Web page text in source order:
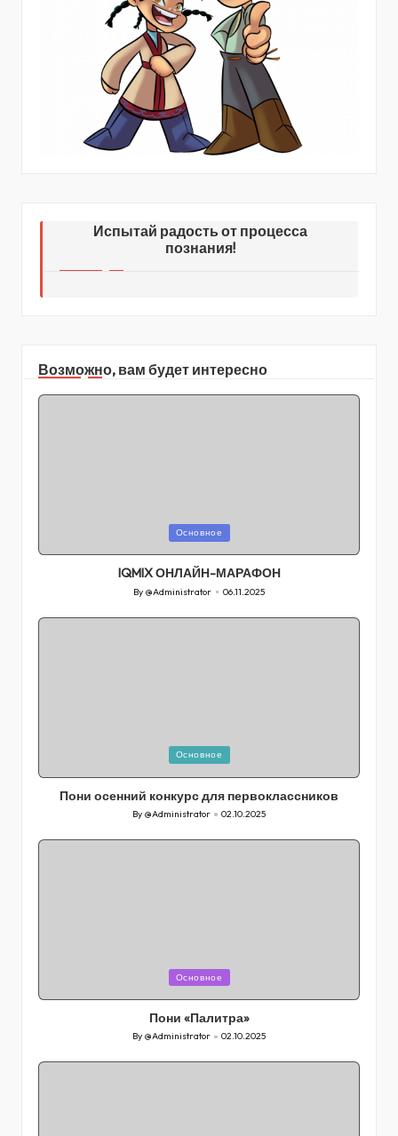
Испытай радость от процесса
познания!
Возможно, вам будет интересно
Основное
IQMIX ОНЛАЙН-МАРАФОН
Posted
By @Administrator 06.11.2025
Основное
Пони осенний конкурс для первоклассников
Posted
by
By @Administrator 02.10.2025
Основное
Пони «Палитра»
Posted
by
By @Administrator 02.10.2025